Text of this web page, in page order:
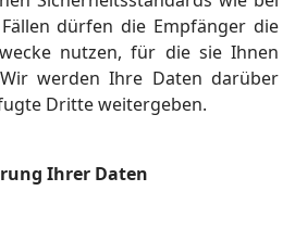
dürfen die Empfänger die
nutzen, für die sie Ihnen
werden Ihre Daten darüber
Dritte weitergeben.
Ihrer Daten